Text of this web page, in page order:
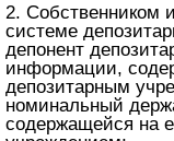
2. Собственником
системе
депонент
информации,
депозитарным
номинальный
содержащейся на